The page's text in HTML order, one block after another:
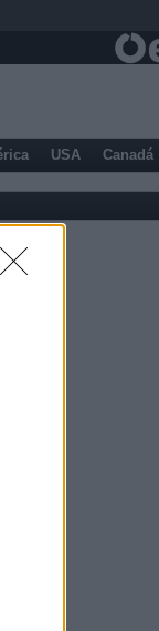
USA Canadá